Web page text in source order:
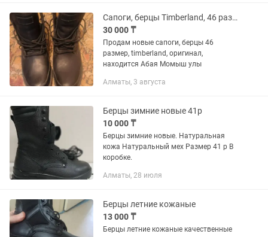
Сапоги, берцы Timberland, 46 размер
30 000 ₸
Продам новые сапоги, берцы 46
размер, timberland, оригинал,
находится Абая Момыш улы
Алматы, 3 августа
Берцы зимние новые 41р
10 000 ₸
Берцы зимние новые. Натуральная
кожа Натуральный мех Размер 41 р В
коробке.
Алматы, 28 июля
Берцы летние кожаные
13 000 ₸
Берцы летние кожаные качественные